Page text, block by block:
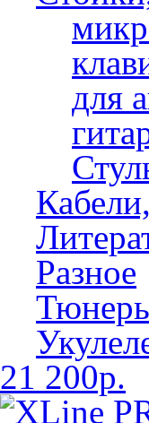
для
Разное
21 200р.